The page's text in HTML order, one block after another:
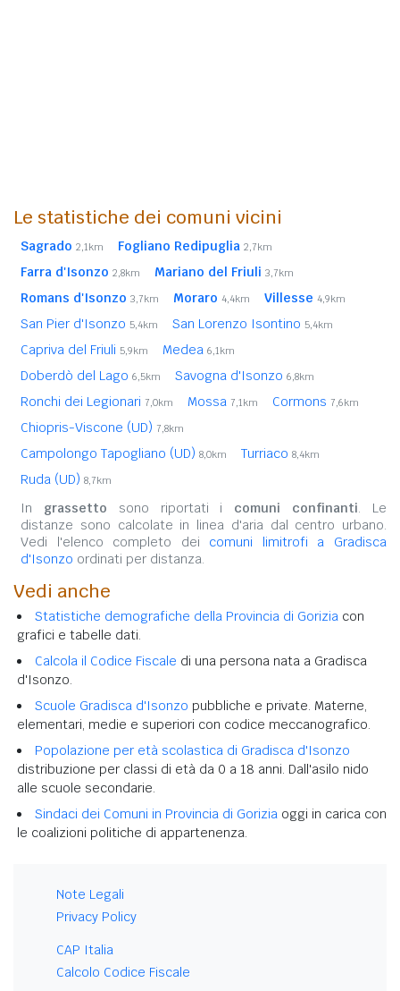
Le statistiche dei comuni vicini
Sagrado 2,1km Fogliano Redipuglia 2,7km
Farra d'Isonzo 2,8km Mariano del Friuli 3,7km
Romans d'Isonzo 3,7km Moraro 4,4km Villesse 4,9km
San Pier d'Isonzo 5,4km San Lorenzo Isontino 5,4km
Capriva del Friuli 5,9km Medea 6,1km
Doberdò del Lago 6,5km Savogna d'Isonzo 6,8km
Ronchi dei Legionari 7,0km Mossa 7,1km Cormons 7,6km
Chiopris-Viscone (UD) 7,8km
Campolongo Tapogliano (UD) 8,0km Turriaco 8,4km
Ruda (UD) 8,7km
In grassetto sono riportati i comuni confinanti. Le
distanze sono calcolate in linea d'aria dal centro urbano.
Vedi l'elenco completo dei comuni limitrofi a Gradisca
d'Isonzo ordinati per distanza.
Vedi anche
Statistiche demografiche della Provincia di Gorizia con
grafici e tabelle dati.
Calcola il Codice Fiscale di una persona nata a Gradisca
d'Isonzo.
Scuole Gradisca d'Isonzo pubbliche e private. Materne,
elementari, medie e superiori con codice meccanografico.
Popolazione per età scolastica di Gradisca d'Isonzo
distribuzione per classi di età da 0 a 18 anni. Dall'asilo nido
alle scuole secondarie.
Sindaci dei Comuni in Provincia di Gorizia oggi in carica con
le coalizioni politiche di appartenenza.
Note Legali
Privacy Policy
CAP Italia
Calcolo Codice Fiscale